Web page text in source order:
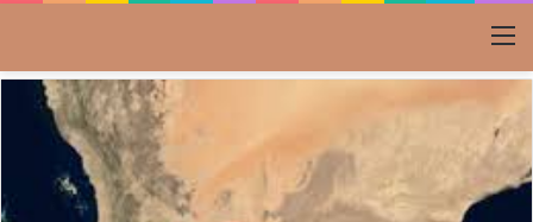
القائمة